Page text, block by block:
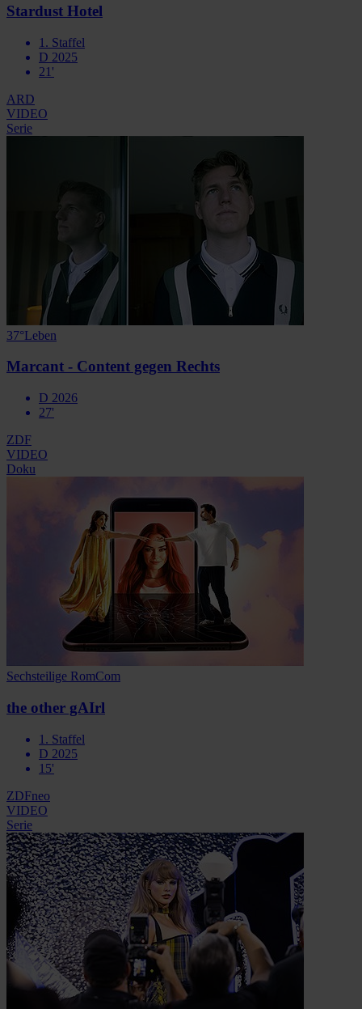
Stardust Hotel
1. Staffel
D 2025
21'
ARD
VIDEO
Serie
37°Leben
Marcant - Content gegen Rechts
D 2026
27'
ZDF
VIDEO
Doku
Sechsteilige RomCom
the other gAIrl
1. Staffel
D 2025
15'
ZDFneo
VIDEO
Serie